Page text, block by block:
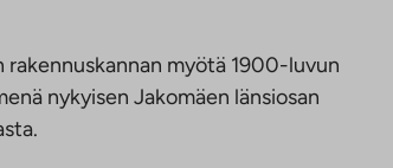
myötä 1900-luvun
nykyisen Jakomäen länsiosan